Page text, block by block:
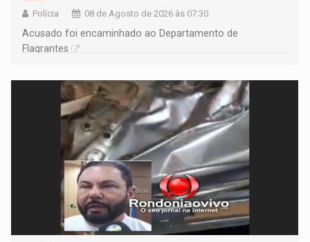
Polícia 08 de Agosto de 2026 às 07:30
Acusado foi encaminhado ao Departamento de
Flagrantes